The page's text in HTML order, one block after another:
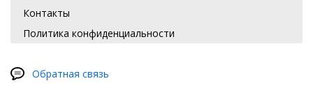
Контакты
Политика конфиденциальности
Обратная связь